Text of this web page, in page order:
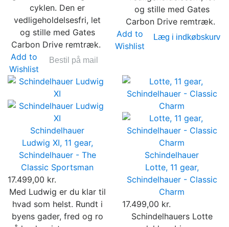
cyklen. Den er
vedligeholdelsesfri, let
og stille med Gates
Carbon Drive remtræk.
Add to
Wishlist
Bestil på mail
og stille med Gates
Carbon Drive remtræk.
Add to
Wishlist
Læg i indkøbskurv
Schindelhauer
Ludwig XI, 11 gear,
Schindelhauer - The
Classic Sportsman
17.499,00 kr.
Med Ludwig er du klar til
hvad som helst. Rundt i
byens gader, fred og ro
Schindelhauer
Lotte, 11 gear,
Schindelhauer - Classic
Charm
17.499,00 kr.
Schindelhauers Lotte